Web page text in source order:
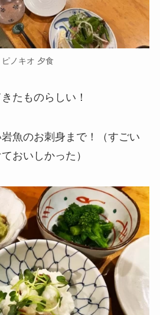
ピノキオ 夕食
たものらしい！
魚のお刺身まで！（すごい
おいしかった）